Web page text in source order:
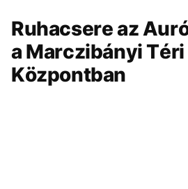
Ruhacsere az
a Marczibányi
Központban